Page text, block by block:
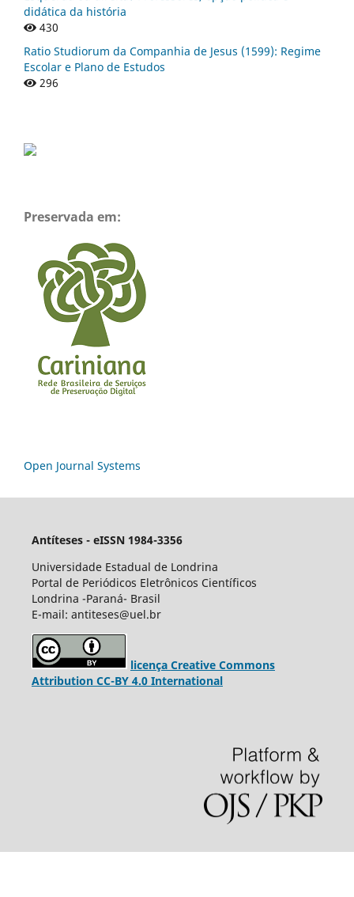
didática da história
430
Ratio Studiorum da Companhia de Jesus (1599): Regime
Escolar e Plano de Estudos
296
Preservada em:
Open Journal Systems
Antíteses - eISSN 1984-3356
Universidade Estadual de Londrina
Portal de Periódicos Eletrônicos Científicos
Londrina -Paraná- Brasil
E-mail: antiteses@uel.br
licença Creative Commons
Attribution CC-BY 4.0 International